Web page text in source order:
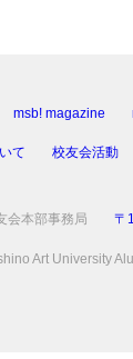
msb! magazine
て 校友会活動
会本部事務局 〒
Art University